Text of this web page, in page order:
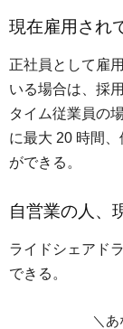
現在雇用され
正社員として雇
いる場合は、採
タイム従業員の
に最大 20 時間
ができる。
自営業の人、
ライドシェアド
できる。
＼